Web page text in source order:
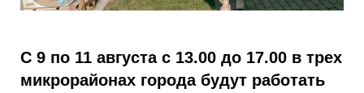
С 9 по 11 августа с 13.00 до 17.00 в трех
микрорайонах города будут работать